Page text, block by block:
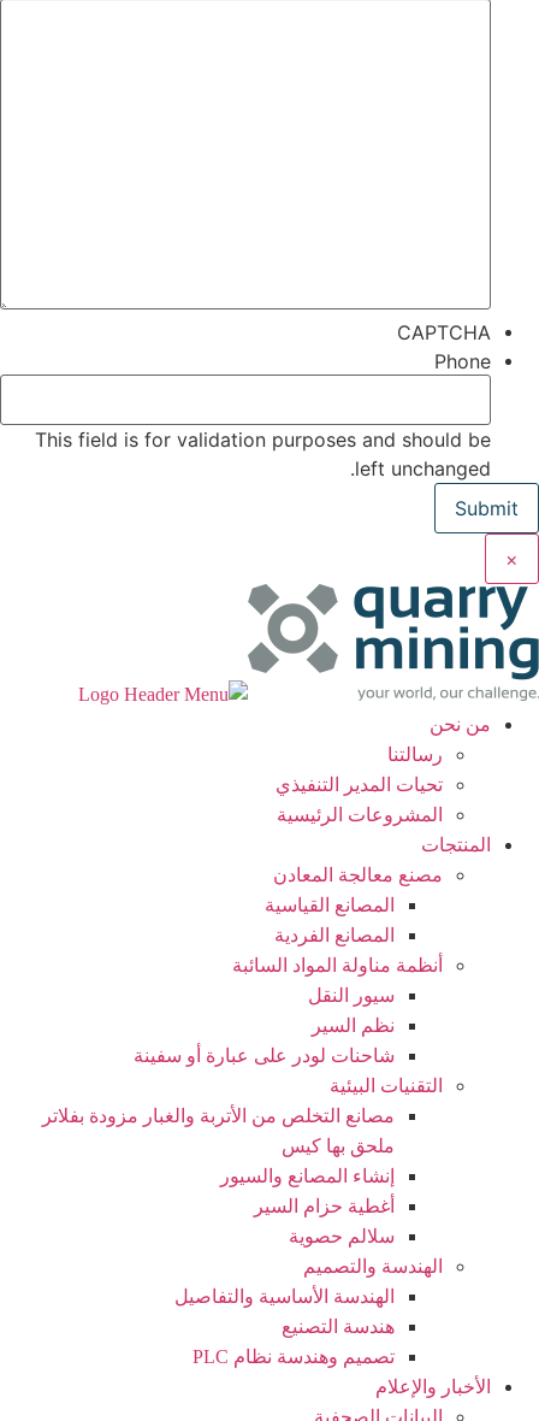
CAPTCHA
Phone
This field is for validation purposes and should be
left unchanged.
×
من نحن
رسالتنا
تحيات المدير التنفيذي
المشروعات الرئيسية
المنتجات
مصنع معالجة المعادن
المصانع القياسية
المصانع الفردية
أنظمة مناولة المواد السائبة
سيور النقل
نظم السير
شاحنات لودر على عبارة أو سفينة
التقنيات البيئية
مصانع التخلص من الأتربة والغبار مزودة بفلاتر
ملحق بها كيس
إنشاء المصانع والسيور
أغطية حزام السير
سلالم حصوية
الهندسة والتصميم
الهندسة الأساسية والتفاصيل
هندسة التصنيع
تصميم وهندسة نظام PLC
الأخبار والإعلام
البيانات الصحفية